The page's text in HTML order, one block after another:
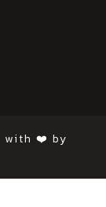
with ❤️ by